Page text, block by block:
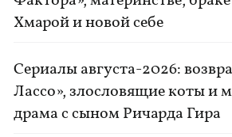
Хмарой и новой себе
Сериалы августа-2026:
Лассо», злословящие коты и
драма с сыном Ричарда Гира